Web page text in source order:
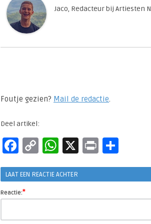
Jaco, Redacteur bij Artiesten
Foutje gezien? Mail de redactie.​
Deel artikel:
Facebook
CopyWhatsApp
X Print
LAAT EEN REACTIE ACHTER
Reactie:*